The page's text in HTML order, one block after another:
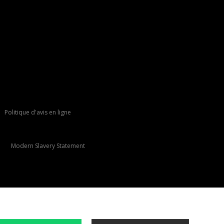
Politique d'avis en ligne
Modern Slavery Statement